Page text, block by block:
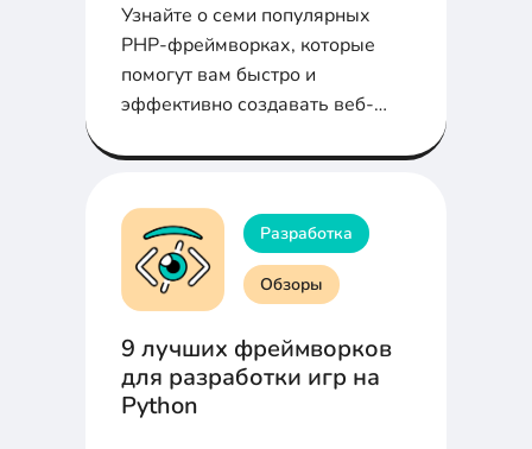
Узнайте о семи популярных
PHP-фреймворках, которые
помогут вам быстро и
эффективно создавать веб-
Phalcon.
Разработка
Обзоры
9 лучших фреймворков
для разработки игр на
Python